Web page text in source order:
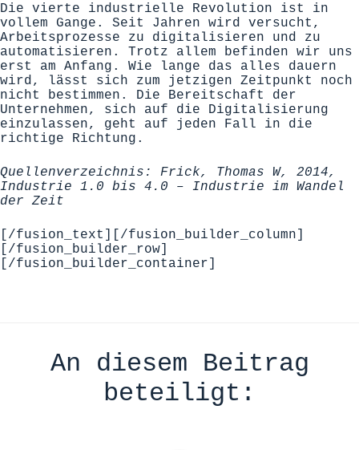
Die vierte industrielle Revolution ist in
vollem Gange. Seit Jahren wird versucht,
Arbeitsprozesse zu digitalisieren und zu
automatisieren. Trotz allem befinden wir uns
erst am Anfang. Wie lange das alles dauern
wird, lässt sich zum jetzigen Zeitpunkt noch
nicht bestimmen. Die Bereitschaft der
Unternehmen, sich auf die Digitalisierung
einzulassen, geht auf jeden Fall in die
richtige Richtung.
Quellenverzeichnis: Frick, Thomas W, 2014,
Industrie 1.0 bis 4.0 – Industrie im Wandel
der Zeit
[/fusion_text][/fusion_builder_column]
[/fusion_builder_row]
[/fusion_builder_container]
An diesem Beitrag
beteiligt: